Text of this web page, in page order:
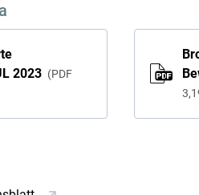
2023
PDF